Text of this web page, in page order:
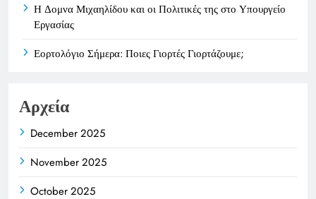
Η Δομνα Μιχαηλίδου και οι Πολιτικές της στο Υπουργείο
Εργασίας
Εορτολόγιο Σήμερα: Ποιες Γιορτές Γιορτάζουμε;
Αρχεία
December 2025
November 2025
October 2025